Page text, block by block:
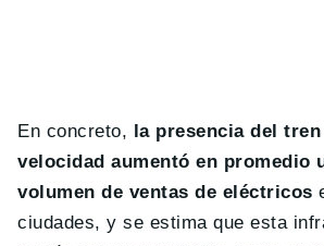
En concreto, la presencia del
velocidad aumentó en promedio
volumen de ventas de eléctricos
ciudades, y se estima que esta